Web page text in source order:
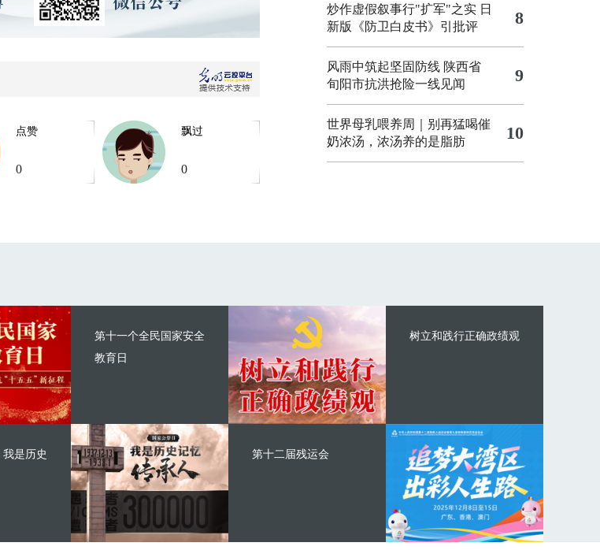
点赞
0
飘过
0
炒作虚假叙事行"扩军"之实 日
新版《防卫白皮书》引批评
8
风雨中筑起坚固防线 陕西省
旬阳市抗洪抢险一线见闻
9
世界母乳喂养周｜别再猛喝催
奶浓汤，浓汤养的是脂肪
10
第十一个全民国家安全
教育日
我是历史
树立和践行正确政绩观
第十二届残运会